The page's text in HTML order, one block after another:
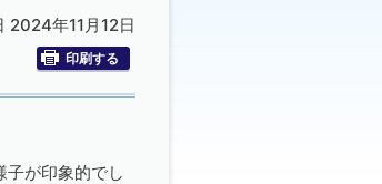
2024年11月12日
印刷する
が印象的でし